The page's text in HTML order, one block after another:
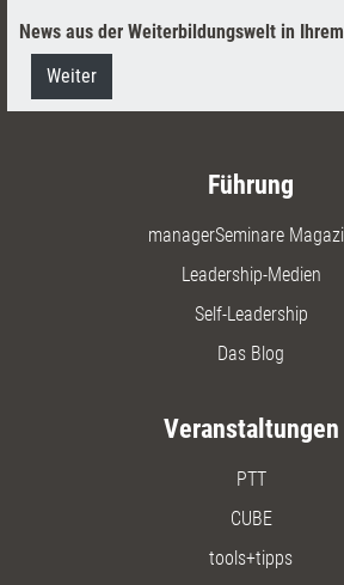
News aus der Weiterbildungswelt in
Weiter
Führung
managerSeminare
Leadership-Medien
Self-Leadership
Das Blog
Veranstaltungen
PTT
CUBE
tools+tipps